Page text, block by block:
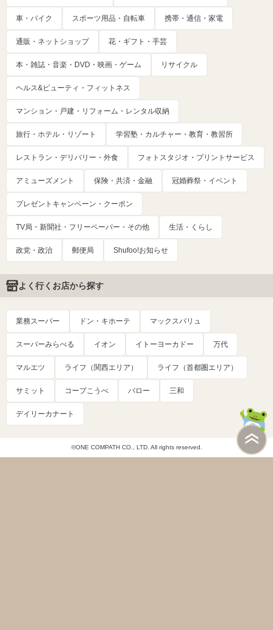
車・バイク スポーツ用品・自転車 携帯・通信・家電
通販・ネットショップ 花・ギフト・手芸
本・雑誌・音楽・DVD・映画・ゲーム リサイクル
ヘルス&ビューティ・フィットネス
マンション・戸建・リフォーム・レンタル収納
旅行・ホテル・リゾート 学習塾・カルチャー・教育・教習所
レストラン・デリバリー・外食 フォトスタジオ・プリントサービス
アミューズメント 保険・共済・金融 冠婚葬祭・イベント
プレゼントキャンペーン・クーポン
TV局・新聞社・フリーペーパー・その他 生活・くらし
政党・政治 郵便局 Shufoo!お知らせ
よく行くお店から探す
業務スーパー ドン・キホーテ マックスバリュ
スーパーみらべる イオン イトーヨーカドー 万代
マルエツ ライフ（関西エリア） ライフ（首都圏エリア）
サミット コープこうべ バロー 三和
デイリーカナート
©ONE COMPATH CO., LTD. All rights reserved.